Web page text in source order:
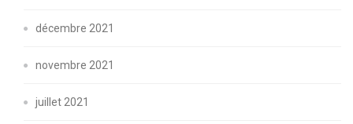
décembre 2021
novembre 2021
juillet 2021